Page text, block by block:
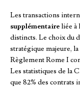
Les transactions
supplémentaireliée à
distincts. Le choix du
stratégique majeure,
Règlement Rome I
Les statistiques de la
que 82% des contrats